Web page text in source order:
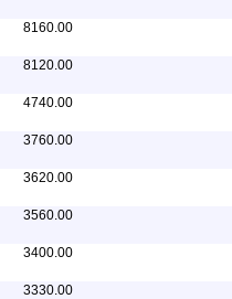
8160.00
8120.00
4740.00
3760.00
3620.00
3560.00
3400.00
3330.00